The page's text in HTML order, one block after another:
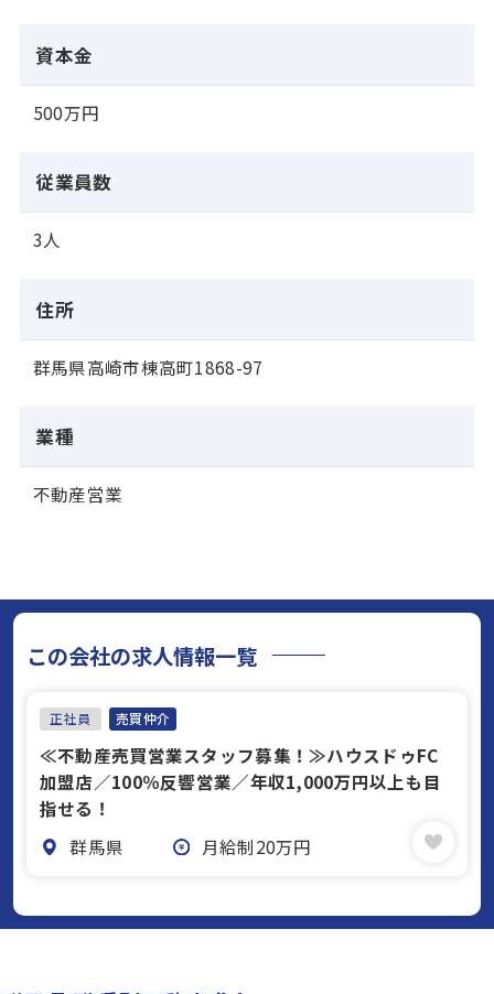
資本金
500万円
従業員数
3人
住所
群馬県高崎市棟高町1868-97
業種
不動産営業
この会社の求人情報一覧
正社員 売買仲介
≪不動産売買営業スタッフ募集！≫ハウスドゥFC
加盟店／100％反響営業／年収1,000万円以上も目
指せる！
群馬県
月給制20万円